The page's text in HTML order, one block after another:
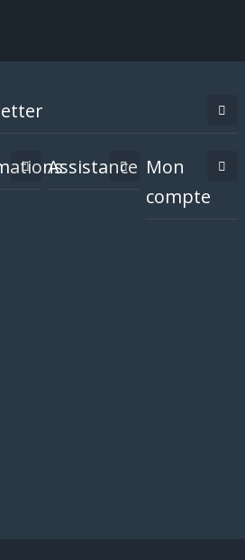
Assistance Mon
compte